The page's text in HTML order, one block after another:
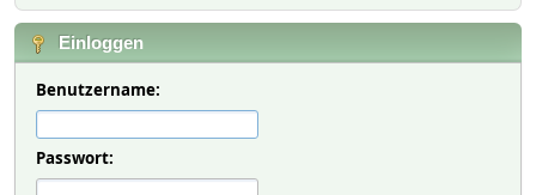
Einloggen
Benutzername:
Passwort: